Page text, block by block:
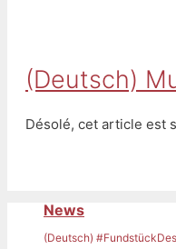
(Deutsch)
Désolé, cet article est
News
(Deutsch)